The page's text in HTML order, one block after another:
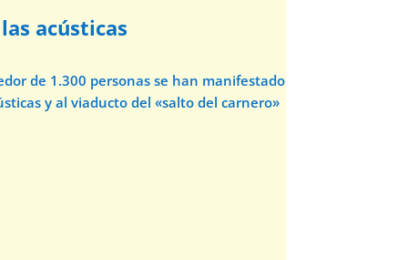
acústicas
de 1.300 personas se han manifestado
y al viaducto del «salto del carnero»